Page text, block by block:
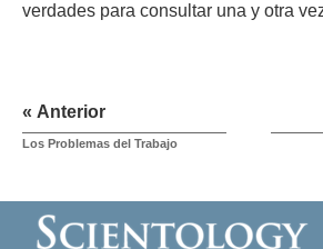
verdades para consultar una y otra
« Anterior
Los Problemas del Trabajo